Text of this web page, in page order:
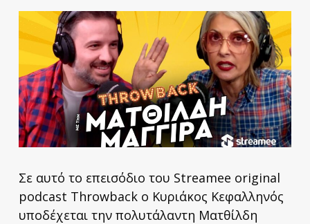
Σε αυτό το επεισόδιο του Streamee original
podcast Throwback o Κυριάκος Κεφαλληνός
υποδέχεται την πολυτάλαντη Ματθίλδη